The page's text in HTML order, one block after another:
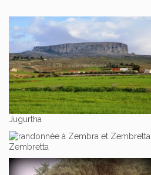
Jugurtha
Zembretta